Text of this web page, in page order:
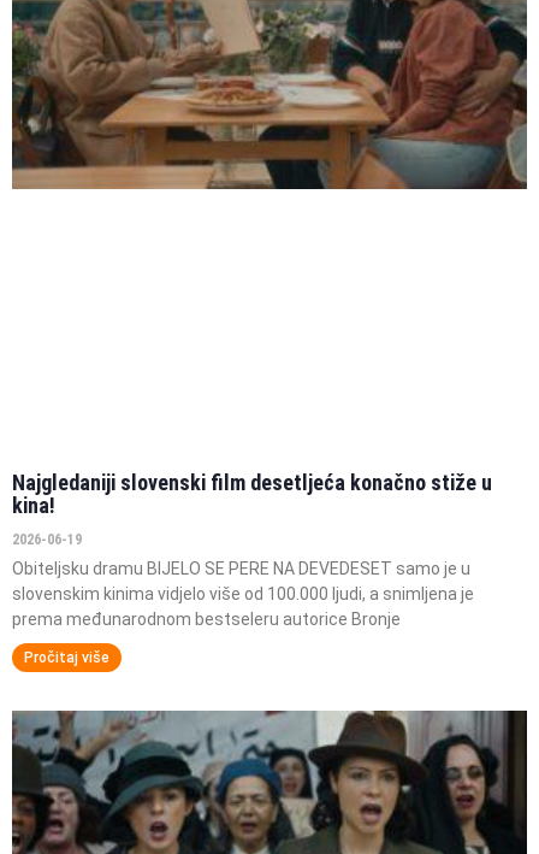
Najgledaniji slovenski film desetljeća konačno stiže u
kina!
2026-06-19
Obiteljsku dramu BIJELO SE PERE NA DEVEDESET samo je u
slovenskim kinima vidjelo više od 100.000 ljudi, a snimljena je
prema međunarodnom bestseleru autorice Bronje
Pročitaj više